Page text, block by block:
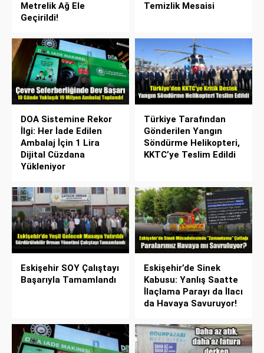
Metrelik Ağ Ele
Geçirildi!
Temizlik Mesaisi
DOA Sistemine Rekor
İlgi: Her İade Edilen
Ambalaj İçin 1 Lira
Dijital Cüzdana
Yükleniyor
Türkiye Tarafından
Gönderilen Yangın
Söndürme Helikopteri,
KKTC’ye Teslim Edildi
Eskişehir SOY Çalıştayı
Başarıyla Tamamlandı
Eskişehir’de Sinek
Kabusu: Yanlış Saatte
İlaçlama Parayı da İlacı
da Havaya Savuruyor!